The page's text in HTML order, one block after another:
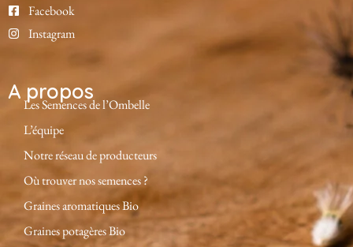
Facebook
Instagram
A propos
Les Semences de l’Ombelle
L’équipe
Notre réseau de producteurs
Où trouver nos semences ?
Graines aromatiques Bio
Graines potagères Bio